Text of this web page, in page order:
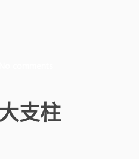
支柱